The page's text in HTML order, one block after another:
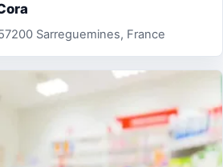
Sarreguemines, France